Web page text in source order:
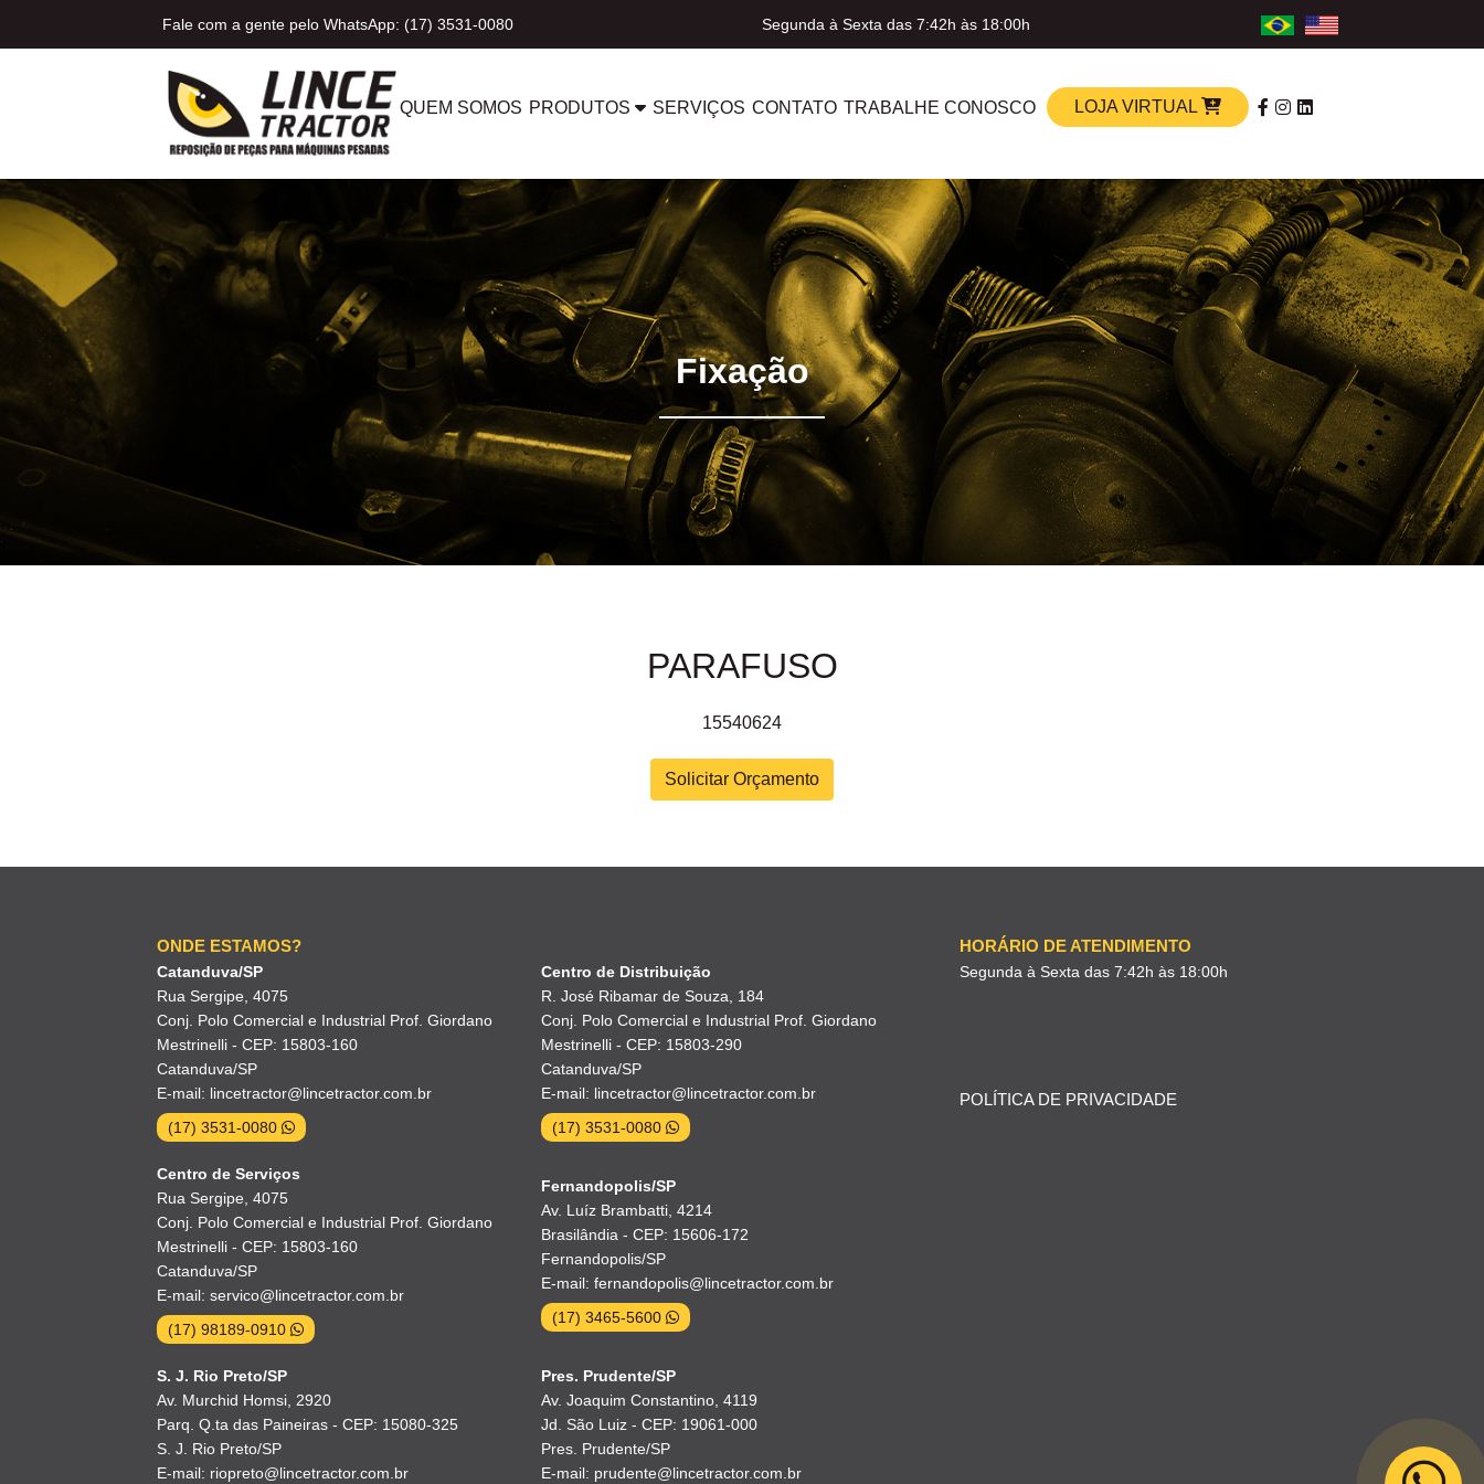
Fale com a gente pelo WhatsApp: (17) 3531-0080 Segunda à Sexta das 7:42h às 18:00h
QUEM SOMOS PRODUTOS SERVIÇOS CONTATO TRABALHE CONOSCO LOJA VIRTUAL
Fixação
PARAFUSO
15540624
Solicitar Orçamento
ONDE ESTAMOS?
Catanduva/SP
Rua Sergipe, 4075
Conj. Polo Comercial e Industrial Prof. Giordano
Mestrinelli - CEP: 15803-160
Catanduva/SP
E-mail: lincetractor@lincetractor.com.br
(17) 3531-0080
Centro de Distribuição
R. José Ribamar de Souza, 184
Conj. Polo Comercial e Industrial Prof. Giordano
Mestrinelli - CEP: 15803-290
Catanduva/SP
E-mail: lincetractor@lincetractor.com.br
(17) 3531-0080
Centro de Serviços
Rua Sergipe, 4075
Conj. Polo Comercial e Industrial Prof. Giordano
Mestrinelli - CEP: 15803-160
Catanduva/SP
E-mail: servico@lincetractor.com.br
(17) 98189-0910
Fernandopolis/SP
Av. Luíz Brambatti, 4214
Brasilândia - CEP: 15606-172
Fernandopolis/SP
E-mail: fernandopolis@lincetractor.com.br
(17) 3465-5600
S. J. Rio Preto/SP
Av. Murchid Homsi, 2920
Parq. Q.ta das Paineiras - CEP: 15080-325
S. J. Rio Preto/SP
E-mail: riopreto@lincetractor.com.br
Pres. Prudente/SP
Av. Joaquim Constantino, 4119
Jd. São Luiz - CEP: 19061-000
Pres. Prudente/SP
E-mail: prudente@lincetractor.com.br
HORÁRIO DE ATENDIMENTO
Segunda à Sexta das 7:42h às 18:00h
POLÍTICA DE PRIVACIDADE